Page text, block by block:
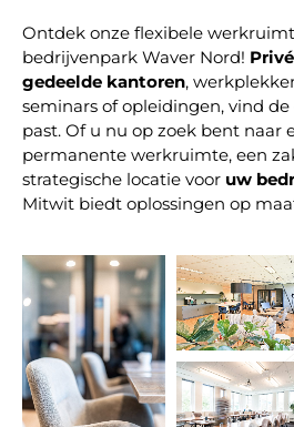
Ontdek onze flexibele
bedrijvenpark Waver Nord!
gedeelde kantoren,
seminars of opleidingen, vind
past. Of u nu op zoek bent naar
permanente werkruimte, een
strategische locatie voor uw
Mitwit biedt oplossingen op